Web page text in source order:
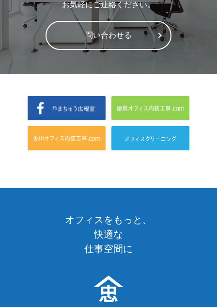
お気軽にご連絡ください。
問い合わせる
オフィスをもっと、
快適な
仕事空間に